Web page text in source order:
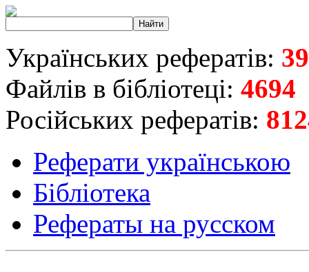
Українських рефератів:
Файлів в бібліотеці: 4694
Російських рефератів:
Реферати українською
Бібліотека
Рефераты на русском